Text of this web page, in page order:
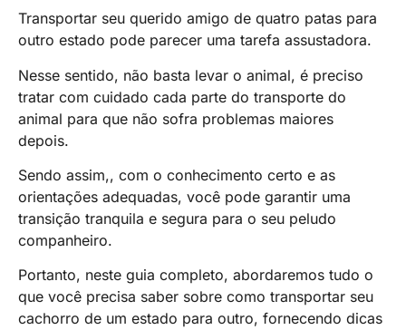
Transportar seu querido amigo de quatro patas para
outro estado pode parecer uma tarefa assustadora.
Nesse sentido, não basta levar o animal, é preciso
tratar com cuidado cada parte do transporte do
animal para que não sofra problemas maiores
depois.
Sendo assim,, com o conhecimento certo e as
orientações adequadas, você pode garantir uma
transição tranquila e segura para o seu peludo
companheiro.
Portanto, neste guia completo, abordaremos tudo o
que você precisa saber sobre como transportar seu
cachorro de um estado para outro, fornecendo dicas